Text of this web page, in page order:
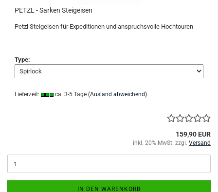
PETZL - Sarken Steigeisen
Petzl Steigeisen für Expeditionen und anspruchsvolle Hochtouren
Type:
Lieferzeit: ca. 3-5 Tage (Ausland abweichend)
159,90 EUR
inkl. 20% MwSt. zzgl. Versand
IN DEN WARENKORB